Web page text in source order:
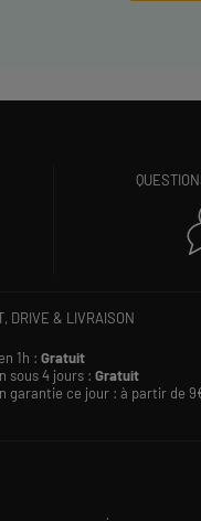
DRIVE & LIVRAISON
1h : Gratuit
sous 4 jours : Gratuit
garantie ce jour : à partir de